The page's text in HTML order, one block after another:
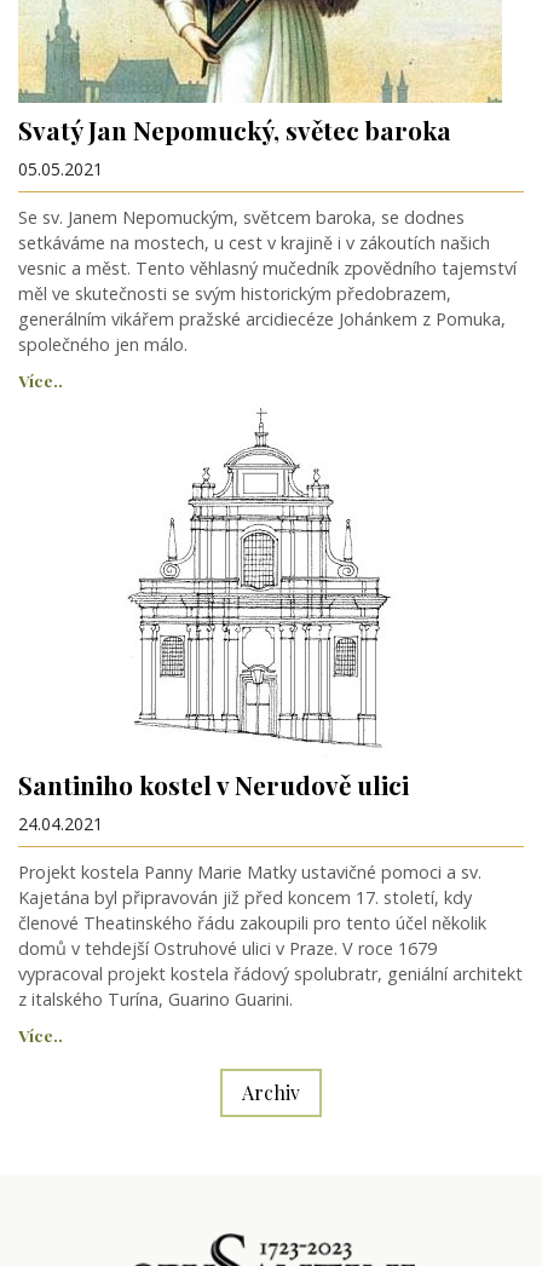
Svatý Jan Nepomucký, světec baroka
05.05.2021
Se sv. Janem Nepomuckým, světcem baroka, se dodnes
setkáváme na mostech, u cest v krajině i v zákoutích našich
vesnic a měst. Tento věhlasný mučedník zpovědního tajemství
měl ve skutečnosti se svým historickým předobrazem,
generálním vikářem pražské arcidiecéze Johánkem z Pomuka,
společného jen málo.
Více..
Santiniho kostel v Nerudově ulici
24.04.2021
Projekt kostela Panny Marie Matky ustavičné pomoci a sv.
Kajetána byl připravován již před koncem 17. století, kdy
členové Theatinského řádu zakoupili pro tento účel několik
domů v tehdejší Ostruhové ulici v Praze. V roce 1679
vypracoval projekt kostela řádový spolubratr, geniální architekt
z italského Turína, Guarino Guarini.
Více..
Archiv